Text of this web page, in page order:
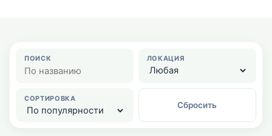
ПОИСК ЛОКАЦИЯ
СОРТИРОВКА
Сбросить